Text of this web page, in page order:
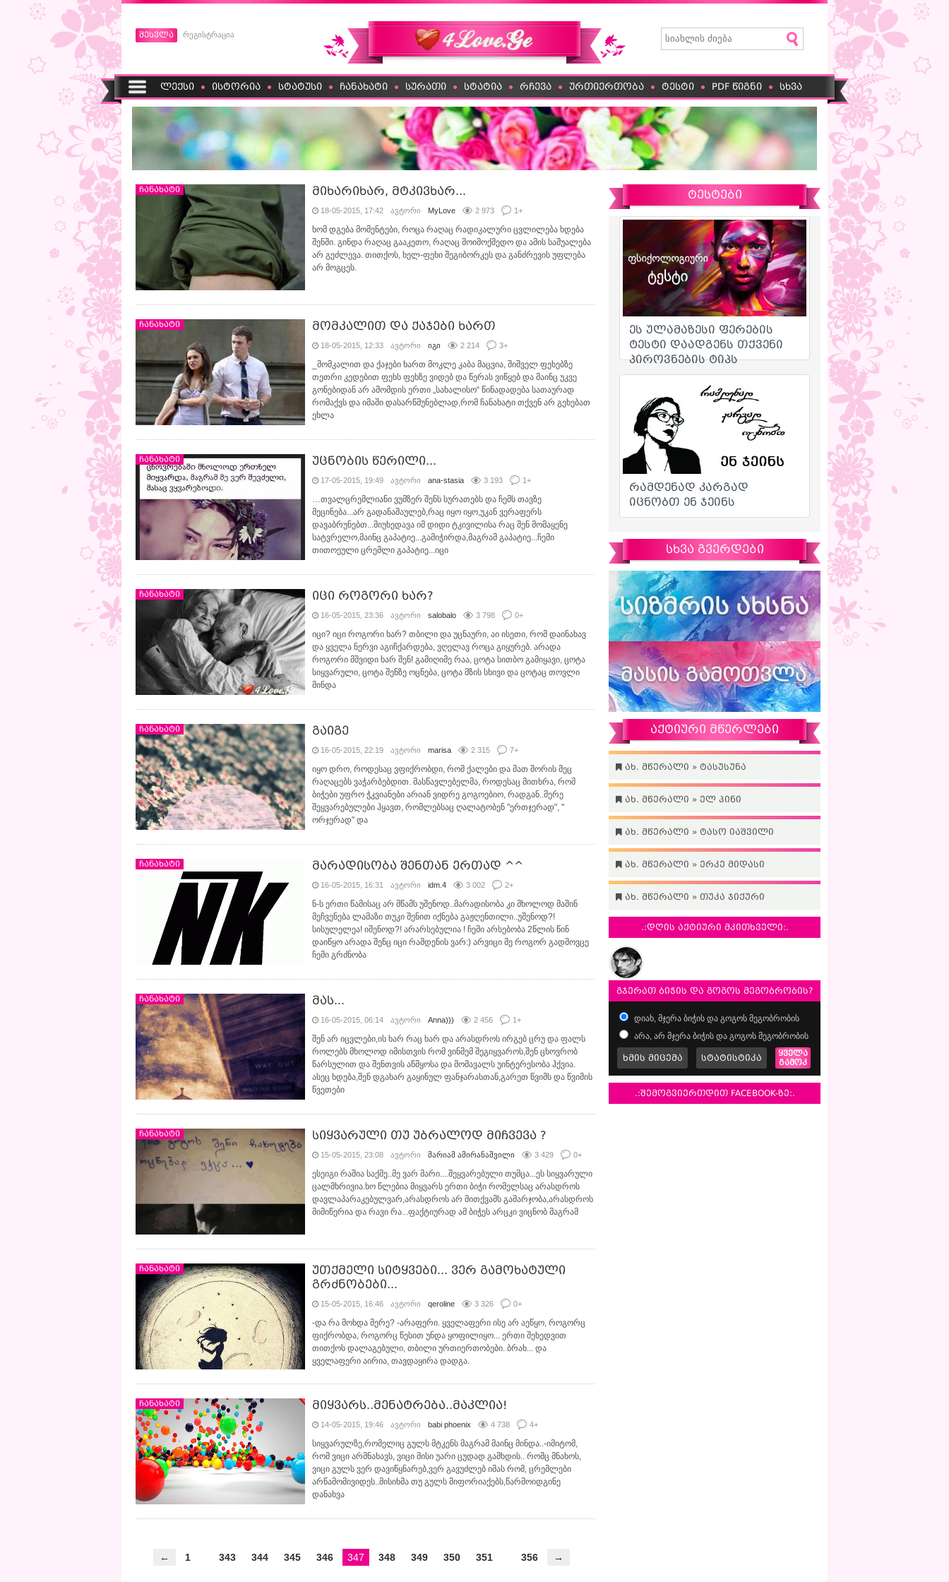
შესვლა რეგისტრაცია
ლექსი ისტორია სტატუსი ჩანახატი სურათი სტატია რჩევა ურთიერთობა ტესტი PDF წიგნი სხვა
ჩანახატი მიხარიხარ, მტკივხარ...
18-05-2015, 17:42 ავტორი MyLove 2 973 1+
ხომ დგება მომენტები, როცა რაღაც რადიკალური ცვლილება ხდება
შენში. გინდა რაღაც გააკეთო, რაღაც მოიმოქმედო და ამის საშუალება
არ გეძლევა. თითქოს, ხელ-ფეხი შეგიბორკეს და განძრევის უფლება
არ მოგცეს.
ჩანახატი მომკალით და ქაჯები ხართ
18-05-2015, 12:33 ავტორი იგი 2 214 3+
_მომკალით და ქაჯები ხართ მოკლე კაბა მაცვია, შიშველ ფეხებზე
თეთრი კედებით ფეხს ფეხზე ვიდებ და წერას ვიწყებ და მაინც უკვე
გონებიდან არ ამომდის ერთი „სახალისო“ წინადადება სათაურად
რომაქვს და იმაში დასარწმუნებლად,რომ ჩანახატი თქვენ არ გეხებათ
ეხლა
ჩანახატი უცნობის წერილი...
17-05-2015, 19:49 ავტორი ana-stasia 3 193 1+
…თვალცრემლიანი ვუმზერ შენს სურათებს და ჩემს თავზე
მეცინება...არ გადანაშაულებ,რაც იყო იყო,უკან ვერაფერს
დავაბრუნებთ...მიუხედავა იმ დიდი ტკივილისა რაც შენ მომაყენე
სატვრელო,მაინც გაპატიე...გამიჭირდა,მაგრამ გაპატიე...ჩემი
თითოეული ცრემლი გაპატიე...იცი
ჩანახატი იცი როგორი ხარ?
16-05-2015, 23:36 ავტორი salobalo 3 798 0+
იცი? იცი როგორი ხარ? თბილი და უცნაური, აი ისეთი, რომ დაინახავ
და ყველა ნერვი აგიჩქარდება, ვღელავ როცა გიყურებ. არადა
როგორი მშვიდი ხარ შენ! გამიღიმე რაა, ცოტა სითბო გამიყავი, ცოტა
სიყვარული, ცოტა შენზე ოცნება, ცოტა მზის სხივი და ცოტაც თოვლი
მინდა
ჩანახატი გაიგე
16-05-2015, 22:19 ავტორი marisa 2 315 7+
იყო დრო, როდესაც ვფიქრობდი, რომ ქალები და მათ შორის მეც
რაღაცებს ვაჭარბებდით. მასწავლებელმა, როდესაც მითხრა, რომ
ბიჭები უფრო ჭკვიანები არიან ვიდრე გოგოებიო, რადგან..მერე
შეყვარებულები ჰყავთ, რომლებსაც ღალატობენ "ერთჯერად", "
ორჯერად" და
ჩანახატი მარადისობა შენთან ერთად ^^
16-05-2015, 16:31 ავტორი idm.4 3 002 2+
ნ-ს ერთი წამისაც არ მწამს უშენოდ..მარადისობა კი მხოლოდ მაშინ
მეჩვენება ლამაზი თუკი შენით იქნება გაჟღენთილი..უშენოდ?!
სისულელეა! იშენოდ?! არარსებულია ! ჩემი არსებობა 2წლის წინ
დაიწყო არადა შენც იცი რამდენის ვარ:) არვიცი მე როგორ გადმოვცე
ჩემი გრძნობა
ჩანახატი მას...
16-05-2015, 06:14 ავტორი Anna))) 2 456 1+
შენ არ იცვლები,ის ხარ რაც ხარ და არასდროს ირგებ ცრუ და ფალს
როლებს მხოლოდ იმისთვის რომ ვინმემ შეგიყვაროს,შენ ცხოვრობ
წარსულით და შენთვის აწმყოსა და მომავალს უინტერესობა ჰქვია.
ასეც ხდება,შენ დგახარ გაყინულ ფანჯარასთან,გარეთ წვიმს და წვიმის
წვეთები
ჩანახატი სიყვარული თუ უბრალოდ მიჩვევა ?
15-05-2015, 23:08 ავტორი მარიამ ამირანაშვილი 3 429 0+
ესეიგი რაშია საქმე..მე ვარ მარი....შეყვარებული თუმცა...ეს სიყვარული
ცალმხრივია.ხო წლებია მიყვარს ერთი ბიჭი რომელსაც არასდროს
დავლაპარაკებულვარ,არასდროს არ მითქვამს გამარჯობა,არასდროს
მიმიწერია და რავი რა...ფაქტიურად ამ ბიჭეს არცკი ვიცნობ მაგრამ
ჩანახატი
უთქმელი სიტყვები... ვერ გამოხატული
გრძნობები...
15-05-2015, 16:46 ავტორი qeroline 3 326 0+
-და რა მოხდა მერე? -არაფერი. ყველაფერი ისე არ აეწყო, როგორც
ფიქრობდა, როგორც წესით უნდა ყოფილიყო... ერთი შეხედვით
თითქოს დალაგებული, თბილი ურთიერთობები. ბრახ... და
ყველაფერი აირია, თავდაყირა დადგა.
ჩანახატი მიყვარს..მენატრება..მაკლია!
14-05-2015, 19:46 ავტორი babi phoenix 4 738 4+
სიყვარულზე,რომელიც გულს მტკენს მაგრამ მაინც მინდა..-იმიტომ,
რომ ვიცი არმნახავს, ვიცი მისი უარი ცუდად გამხდის.. რომც მნახოს,
ვიცი გულს ვერ დავიწყნარებ,ვერ გავუძლებ იმას რომ, ცრემლები
არწამომივიდეს..მისიხმა თუ გულს მიფორიაქებს,წარმოიდგინე
დანახვა
← 1 343 344 345 346 347 348 349 350 351 356 →
ტესტები
სხვა გვერდები
აქტიური მწერლები
ახ. მწერალი » ტასუსუნა
ახ. მწერალი » ელ პინი
ახ. მწერალი » ტასო იაშვილი
ახ. მწერალი » ერკე მიდასი
ახ. მწერალი » თუკა ჯიქური
.:დღის აქტიური მკითხველი:.
გჯერათ ბიჭის და გოგოს მეგობრობის?
დიახ, მჯერა ბიჭის და გოგოს მეგობრობის
არა, არ მჯერა ბიჭის და გოგოს მეგობრობის
ხმის მიცემა სტატისტიკა
ყველა
გამოკ
.:შემოგვიერთდით FACEBOOK-ზე:.